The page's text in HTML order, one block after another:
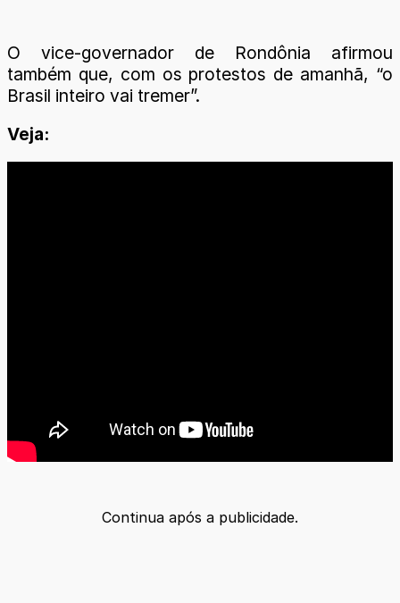
O vice-governador de Rondônia afirmou
também que, com os protestos de amanhã, “o
Brasil inteiro vai tremer”.
Veja:
Continua após a publicidade.